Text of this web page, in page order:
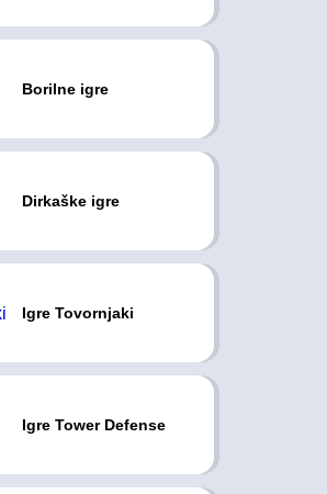
Borilne igre
Dirkaške igre
Igre Tovornjaki
Igre Tower Defense